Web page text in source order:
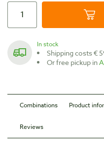
In stock
Shipping costs €
Or free pickup in
Combinations Product
Reviews